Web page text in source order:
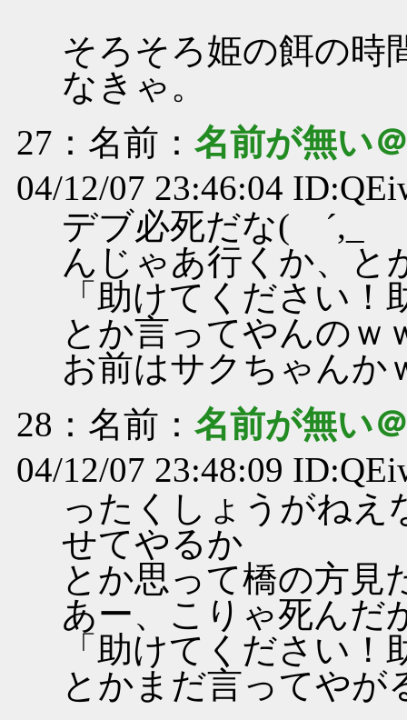
そろそろ姫の餌の時
なきゃ。
27 ：名前： 名前が無い
04/12/07 23:46:04
デブ必死だな( ´,_ゝ
んじゃあ行くか、と
「助けてください
とか言ってやんのｗ
お前はサクちゃんか
28 ：名前： 名前が無い
04/12/07 23:48:09
ったくしょうがねえ
せてやるか
とか思って橋の方見
あー、こりゃ死んだ
「助けてください
とかまだ言ってやが